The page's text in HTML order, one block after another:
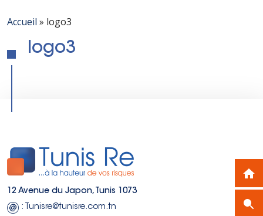
Accueil » logo3
logo3
12 Avenue du Japon, Tunis 1073
: Tunisre@tunisre.com.tn